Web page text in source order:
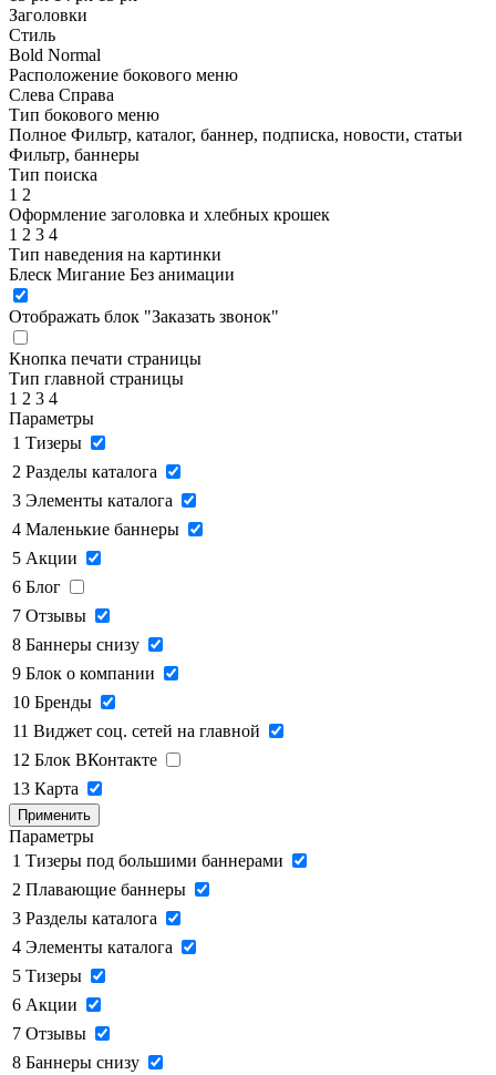
Заголовки
Стиль
Bold Normal
Расположение бокового меню
Слева Справа
Тип бокового меню
Полное Фильтр, каталог, баннер, подписка, новости, статьи
Фильтр, баннеры
Тип поиска
1 2
Оформление заголовка и хлебных крошек
1 2 3 4
Тип наведения на картинки
Блеск Мигание Без анимации
Отображать блок "Заказать звонок"
Кнопка печати страницы
Тип главной страницы
1 2 3 4
Параметры
1 Тизеры
2 Разделы каталога
3 Элементы каталога
4 Маленькие баннеры
5 Акции
6 Блог
7 Отзывы
8 Баннеры снизу
9 Блок о компании
10 Бренды
11 Виджет соц. сетей на главной
12 Блок ВКонтакте
13 Карта
Применить
Параметры
1 Тизеры под большими баннерами
2 Плавающие баннеры
3 Разделы каталога
4 Элементы каталога
5 Тизеры
6 Акции
7 Отзывы
8 Баннеры снизу